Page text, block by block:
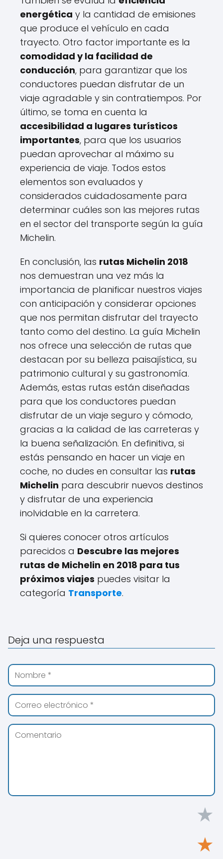
energética y la cantidad de emisiones
que produce el vehículo en cada
trayecto. Otro factor importante es la
comodidad y la facilidad de
conducción, para garantizar que los
conductores puedan disfrutar de un
viaje agradable y sin contratiempos. Por
último, se toma en cuenta la
accesibilidad a lugares turísticos
importantes, para que los usuarios
puedan aprovechar al máximo su
experiencia de viaje. Todos estos
elementos son evaluados y
considerados cuidadosamente para
determinar cuáles son las mejores rutas
en el sector del transporte según la guía
Michelin.
En conclusión, las rutas Michelin 2018
nos demuestran una vez más la
importancia de planificar nuestros viajes
con anticipación y considerar opciones
que nos permitan disfrutar del trayecto
tanto como del destino. La guía Michelin
nos ofrece una selección de rutas que
destacan por su belleza paisajística, su
patrimonio cultural y su gastronomía.
Además, estas rutas están diseñadas
para que los conductores puedan
disfrutar de un viaje seguro y cómodo,
gracias a la calidad de las carreteras y
la buena señalización. En definitiva, si
estás pensando en hacer un viaje en
coche, no dudes en consultar las rutas
Michelin para descubrir nuevos destinos
y disfrutar de una experiencia
inolvidable en la carretera.
Si quieres conocer otros artículos
parecidos a Descubre las mejores
rutas de Michelin en 2018 para tus
próximos viajes puedes visitar la
categoría Transporte.
Deja una respuesta
★
★